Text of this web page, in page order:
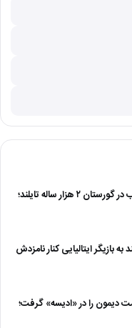
کشف انگشترهای طلایی عجیب در گورستان ۲ هزار ساله تایلند؛
بازیگر ایتالیایی کنار نامزدش
مت دیمون را در «ادیسه» گرفت؛